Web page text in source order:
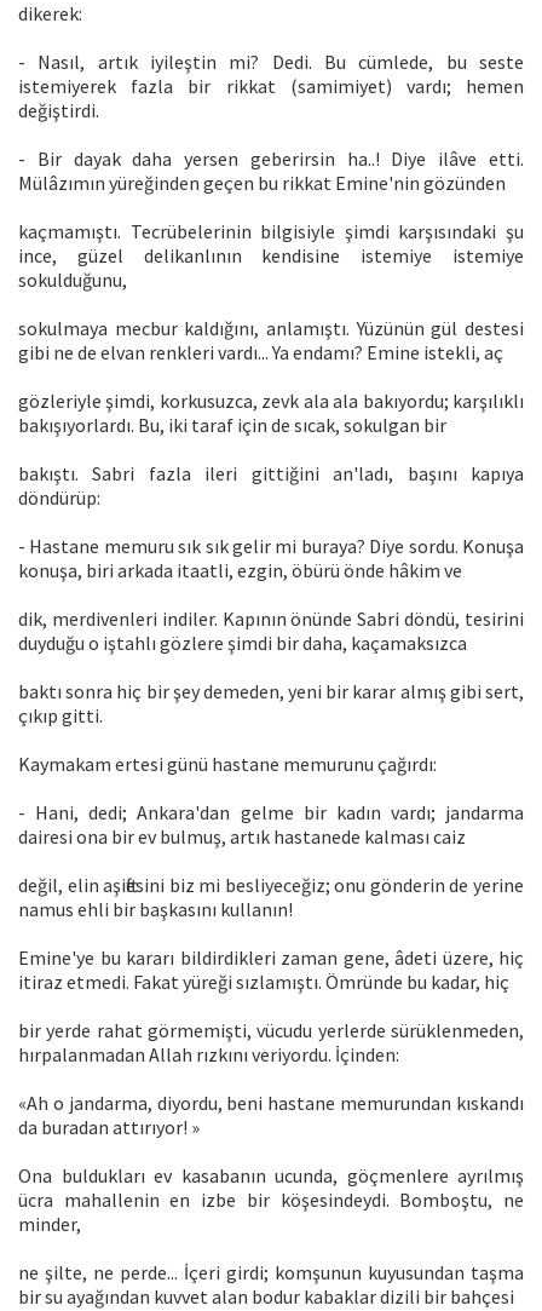
dikerek:
- Nasıl, artık iyileştin mi? Dedi. Bu cümlede, bu seste
istemiyerek fazla bir rikkat (samimiyet) vardı; hemen
değiştirdi.
- Bir dayak daha yersen geberirsin ha..! Diye ilâve etti.
Mülâzımın yüreğinden geçen bu rikkat Emine'nin gözünden
kaçmamıştı. Tecrübelerinin bilgisiyle şimdi karşısındaki şu
ince, güzel delikanlının kendisine istemiye istemiye
sokulduğunu,
sokulmaya mecbur kaldığını, anlamıştı. Yüzünün gül destesi
gibi ne de elvan renkleri vardı... Ya endamı? Emine istekli, aç
gözleriyle şimdi, korkusuzca, zevk ala ala bakıyordu; karşılıklı
bakışıyorlardı. Bu, iki taraf için de sıcak, sokulgan bir
bakıştı. Sabri fazla ileri gittiğini an'ladı, başını kapıya
döndürüp:
- Hastane memuru sık sık gelir mi buraya? Diye sordu. Konuşa
konuşa, biri arkada itaatli, ezgin, öbürü önde hâkim ve
dik, merdivenleri indiler. Kapının önünde Sabri döndü, tesirini
duyduğu o iştahlı gözlere şimdi bir daha, kaçamaksızca
baktı sonra hiç bir şey demeden, yeni bir karar almış gibi sert,
çıkıp gitti.
Kaymakam ertesi günü hastane memurunu çağırdı:
- Hani, dedi; Ankara'dan gelme bir kadın vardı; jandarma
dairesi ona bir ev bulmuş, artık hastanede kalması caiz
değil, elin aşiftesini biz mi besliyeceğiz; onu gönderin de yerine
namus ehli bir başkasını kullanın!
Emine'ye bu kararı bildirdikleri zaman gene, âdeti üzere, hiç
itiraz etmedi. Fakat yüreği sızlamıştı. Ömründe bu kadar, hiç
bir yerde rahat görmemişti, vücudu yerlerde sürüklenmeden,
hırpalanmadan Allah rızkını veriyordu. İçinden:
«Ah o jandarma, diyordu, beni hastane memurundan kıskandı
da buradan attırıyor! »
Ona buldukları ev kasabanın ucunda, göçmenlere ayrılmış
ücra mahallenin en izbe bir köşesindeydi. Bomboştu, ne
minder,
ne şilte, ne perde... İçeri girdi; komşunun kuyusundan taşma
bir su ayağından kuvvet alan bodur kabaklar dizili bir bahçesi